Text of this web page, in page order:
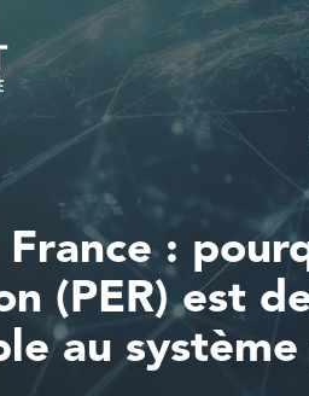
:
(PER) est
au